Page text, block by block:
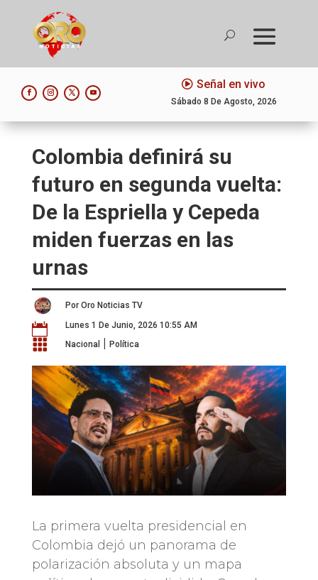
Señal en vivo
Sábado 8 De Agosto, 2026
Colombia definirá su
futuro en segunda vuelta:
De la Espriella y Cepeda
miden fuerzas en las
urnas
Por Oro Noticias TV
 Lunes 1 De Junio, 2026 10:55 AM
 Nacional | Política
La primera vuelta presidencial en
Colombia dejó un panorama de
polarización absoluta y un mapa